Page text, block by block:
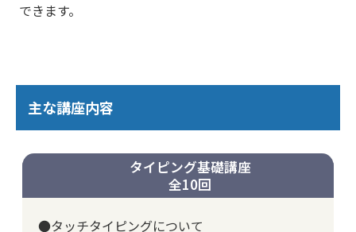
できます。
主な講座内容
タイピング基礎講座
全10回
●タッチタイピングについて